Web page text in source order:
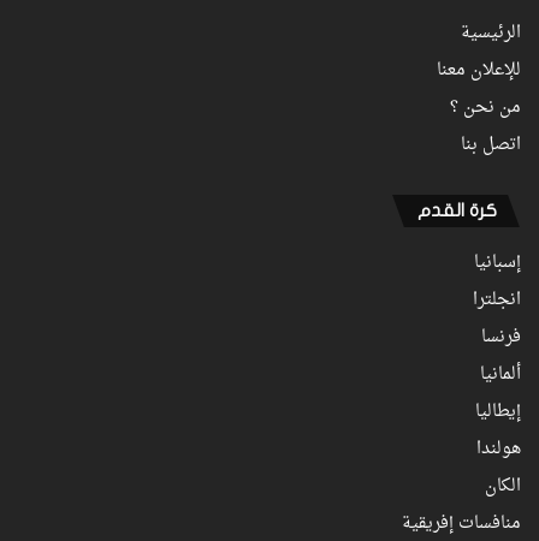
الرئيسية
للإعلان معنا
من نحن ؟
اتصل بنا
كرة القدم
إسبانيا
انجلترا
فرنسا
ألمانيا
إيطاليا
هولندا
الكان
منافسات إفريقية